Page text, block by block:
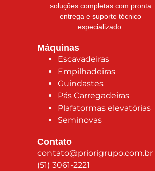
soluções completas com pronta
entrega e suporte técnico
especializado.
Máquinas
Escavadeiras
Empilhadeiras
Guindastes
Pás Carregadeiras
Plafatormas elevatórias
Seminovas
Contato
contato@priorigrupo.com.br
(51) 3061-2221